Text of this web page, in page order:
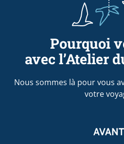
Pourquoi
avec l’Atelier
Nous sommes là pour vous
votre
AVANT